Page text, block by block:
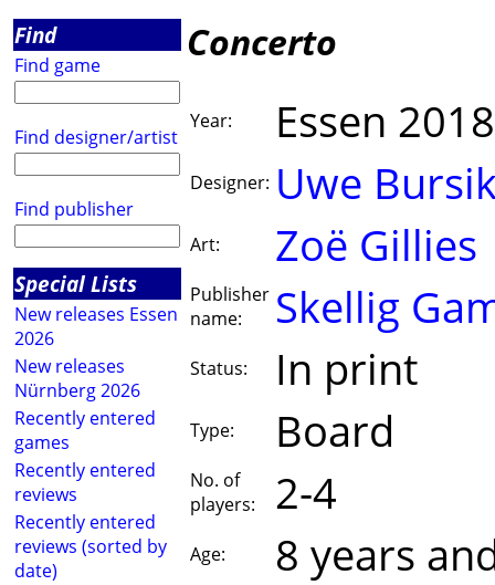
Find
Find game
Find designer/artist
Find publisher
Special Lists
New releases Essen
2026
New releases
Nürnberg 2026
Recently entered
games
Recently entered
reviews
Recently entered
reviews (sorted by
date)
Concerto
Year: Essen 2018
Designer: Uwe
Art: Zoë Gillies
Publisher
name:
Skellig
Status: In print
Type: Board
No. of
players:
2-4
Age: 8 years